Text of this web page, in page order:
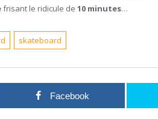
frisant le ridicule de 10 minutes…
skateboard
Facebook